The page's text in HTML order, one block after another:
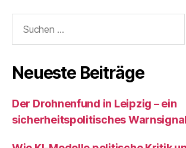
nach:
Neueste Beiträge
Der Drohnenfund in Leipzig – ein
sicherheitspolitisches Warnsignal